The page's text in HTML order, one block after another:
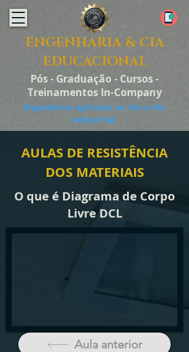
ENGENHARIA & CIA
EDUCACIONAL
Pós - Graduação - Cursos -
Treinamentos In-Company
Engenharia aplicada no dia a dia
industrial.
AULAS DE RESISTÊNCIA
DOS MATERIAIS
O que é Diagrama de Corpo
Livre DCL
Aula anterior